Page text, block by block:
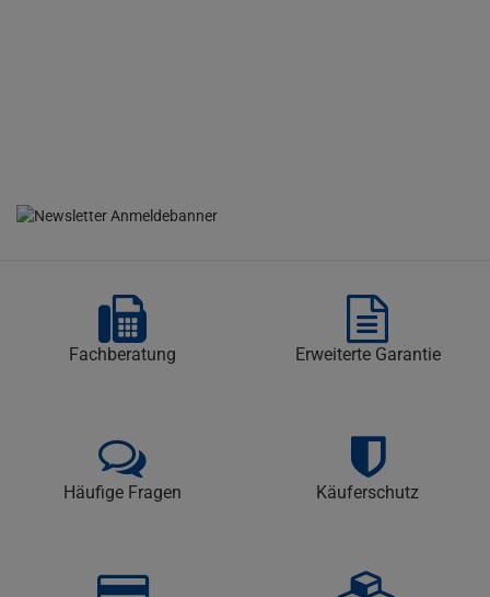
Fachberatung Erweiterte Garantie
Häufige Fragen Käuferschutz